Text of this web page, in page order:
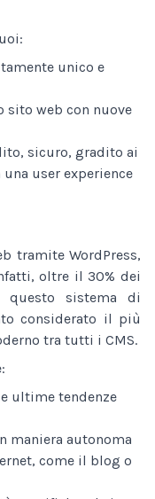
unico e
web con nuove
sicuro, gradito ai
user experience
tramite WordPress,
oltre il 30% dei
sistema di
considerato il più
tra tutti i CMS.
ultime tendenze
maniera autonoma
come il blog o